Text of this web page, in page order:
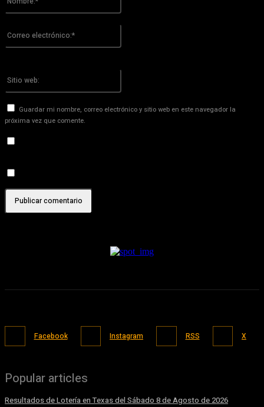
Correo
Sitio
Guardar mi nombre, correo electrónico y sitio web en este navegador la
próxima vez que comente.
Facebook Instagram RSS X
Popular articles
Resultados de Lotería en Texas del Sábado 8 de Agosto de 2026